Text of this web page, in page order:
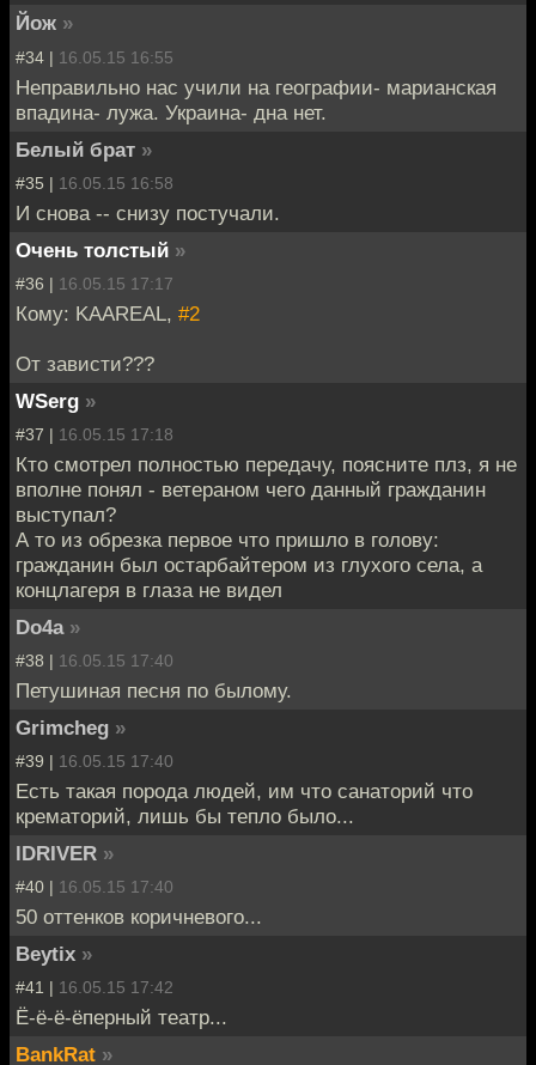
Йож »
#34 | 16.05.15 16:55
Неправильно нас учили на географии- марианская
впадина- лужа. Украина- дна нет.
Белый брат »
#35 | 16.05.15 16:58
И снова -- снизу постучали.
Очень толстый »
#36 | 16.05.15 17:17
Кому: KAAREAL, #2
От зависти???
WSerg »
#37 | 16.05.15 17:18
Кто смотрел полностью передачу, поясните плз, я не
вполне понял - ветераном чего данный гражданин
выступал?
А то из обрезка первое что пришло в голову:
гражданин был остарбайтером из глухого села, а
концлагеря в глаза не видел
Do4a »
#38 | 16.05.15 17:40
Петушиная песня по былому.
Grimcheg »
#39 | 16.05.15 17:40
Есть такая порода людей, им что санаторий что
крематорий, лишь бы тепло было...
lDRIVER »
#40 | 16.05.15 17:40
50 оттенков коричневого...
Beytix »
#41 | 16.05.15 17:42
Ё-ё-ё-ёперный театр...
BankRat »